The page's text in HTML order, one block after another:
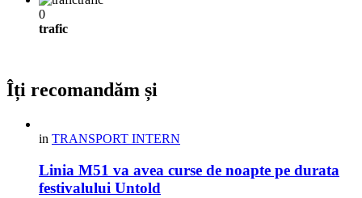
0
trafic
Îți recomandăm și
in TRANSPORT INTERN
Linia M51 va avea curse de noapte pe durata
festivalului Untold